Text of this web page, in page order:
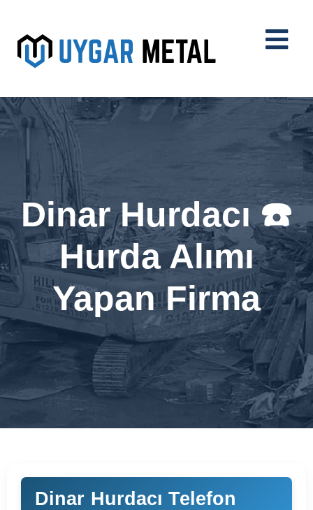
Dinar Hurdacı ☎️
Hurda Alımı
Yapan Firma
Dinar Hurdacı Telefon